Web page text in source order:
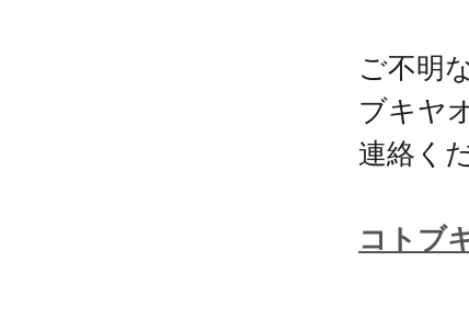
ご不明
ブキヤ
連絡く
コトブ